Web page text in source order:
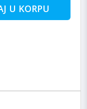
U KORPU